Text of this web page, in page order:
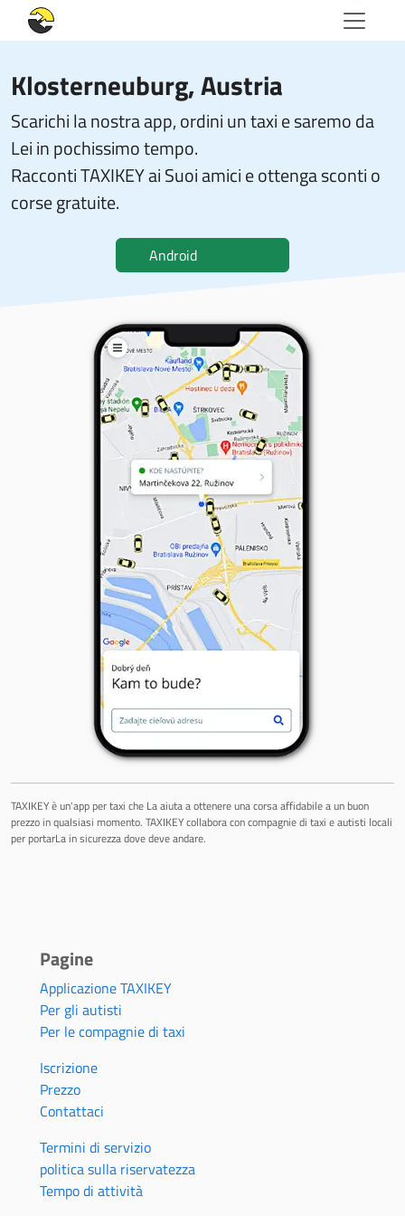
Klosterneuburg, Austria
Scarichi la nostra app, ordini un taxi e saremo da
Lei in pochissimo tempo.
Racconti TAXIKEY ai Suoi amici e ottenga sconti o
corse gratuite.
Android
TAXIKEY è un'app per taxi che La aiuta a ottenere una corsa affidabile a un buon
prezzo in qualsiasi momento. TAXIKEY collabora con compagnie di taxi e autisti locali
per portarLa in sicurezza dove deve andare.
Pagine
Applicazione TAXIKEY
Per gli autisti
Per le compagnie di taxi
Iscrizione
Prezzo
Contattaci
Termini di servizio
politica sulla riservatezza
Tempo di attività